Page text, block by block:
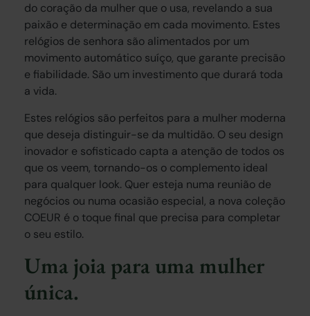
do coração da mulher que o usa, revelando a sua
paixão e determinação em cada movimento. Estes
relógios de senhora são alimentados por um
movimento automático suíço, que garante precisão
e fiabilidade. São um investimento que durará toda
a vida.
Estes relógios são perfeitos para a mulher moderna
que deseja distinguir-se da multidão. O seu design
inovador e sofisticado capta a atenção de todos os
que os veem, tornando-os o complemento ideal
para qualquer look. Quer esteja numa reunião de
negócios ou numa ocasião especial, a nova coleção
COEUR é o toque final que precisa para completar
o seu estilo.
Uma joia para uma mulher
única.